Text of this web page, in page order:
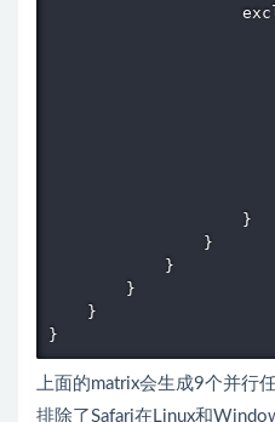
                    }
                }
            }
        }
    }
}
上面的matrix会生成9个并行
排除了Safari在Linux和